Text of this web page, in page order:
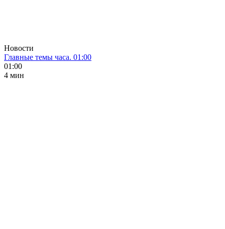
Новости
Главные темы часа. 01:00
01:00
4 мин